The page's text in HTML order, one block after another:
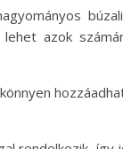
azok